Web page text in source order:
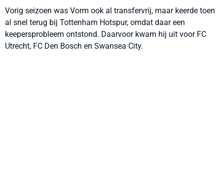
Vorig seizoen was Vorm ook al transfervrij, maar keerde toen
al snel terug bij Tottenham Hotspur, omdat daar een
keepersprobleem ontstond. Daarvoor kwam hij uit voor FC
Utrecht, FC Den Bosch en Swansea City.